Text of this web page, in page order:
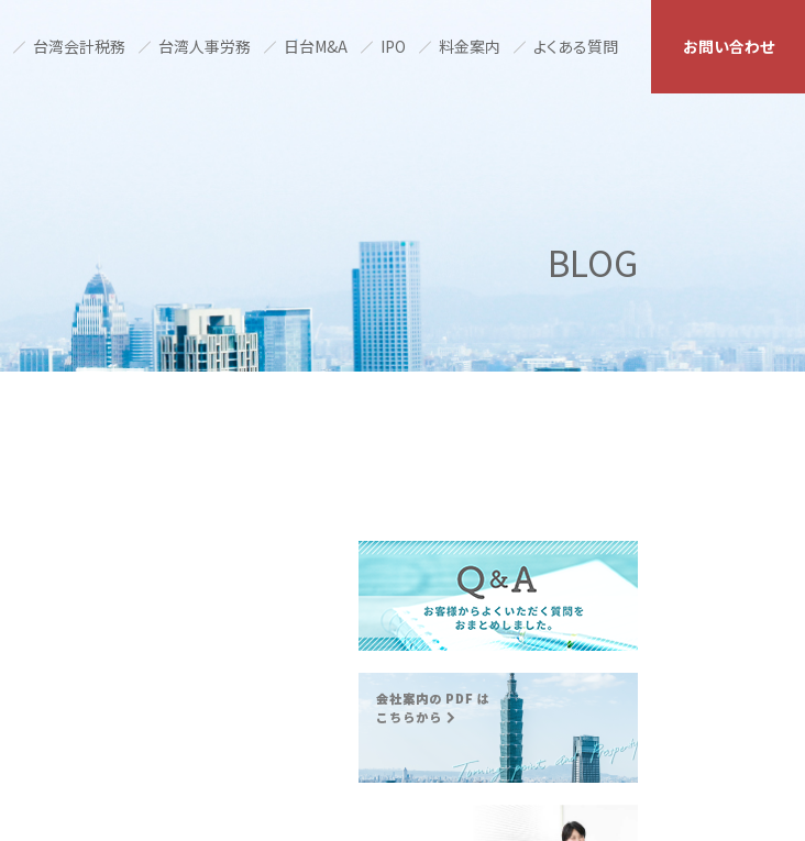
台湾会計税務 台湾人事労務 日台M&A IPO 料金案内 よくある質問 お問い合わせ
BLOG